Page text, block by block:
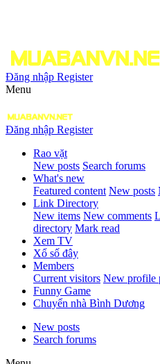
Đăng nhập Register
Menu
Đăng nhập Register
Rao vặt
New posts Search forums
What's new
Featured content New posts
Link Directory
New items New comments
directory Mark read
Xem TV
Xổ số đây
Members
Current visitors New profile
Funny Game
Chuyển nhà Bình Dương
New posts
Search forums